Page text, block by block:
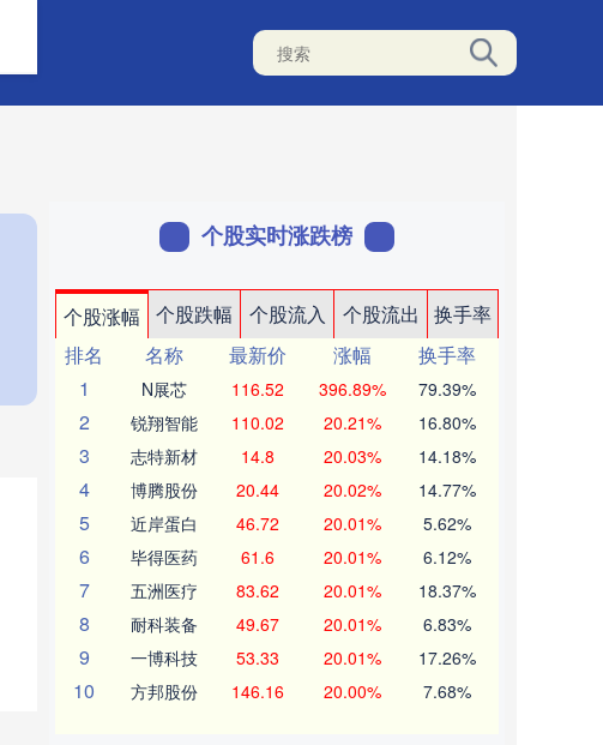
个股实时涨跌榜
个股涨幅 个股跌幅 个股流入 个股流出
换手率
排名
名称 最新价 涨幅
换手率
1
N展芯 116.52 396.89% 79.39%
2 锐翔智能 110.02 20.21% 16.80%
3 志特新材 14.8 20.03% 14.18%
4 博腾股份 20.44 20.02% 14.77%
5 近岸蛋白 46.72 20.01% 5.62%
6 毕得医药 61.6 20.01% 6.12%
7 五洲医疗 83.62 20.01% 18.37%
8 耐科装备 49.67 20.01% 6.83%
9 一博科技 53.33 20.01% 17.26%
10 方邦股份 146.16 20.00% 7.68%